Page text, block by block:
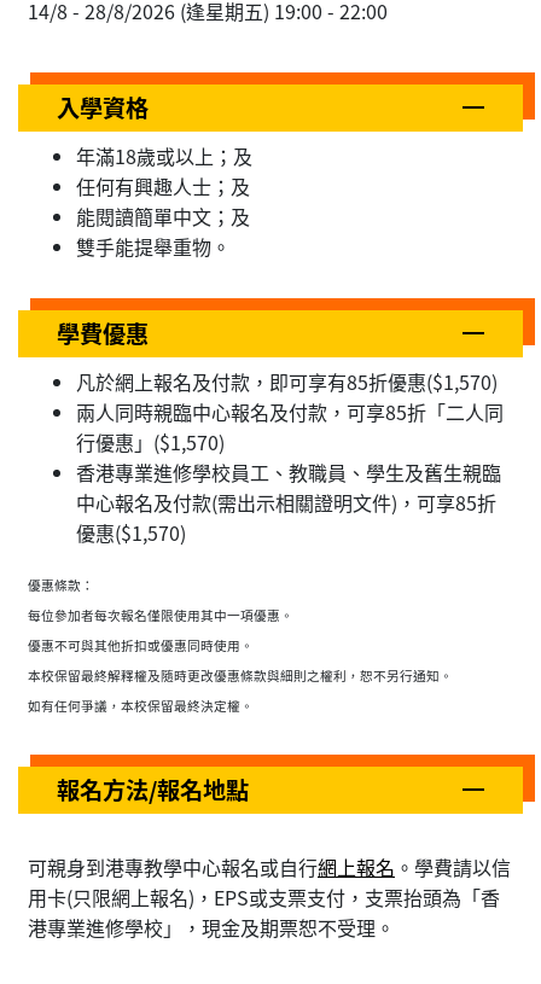
14/8 - 28/8/2026 (逢星期五) 19:00 - 22:00
入學資格
年滿18歲或以上；及
任何有興趣人士；及
能閱讀簡單中文；及
雙手能提舉重物。
學費優惠
凡於網上報名及付款，即可享有85折優惠($1,570)
兩人同時親臨中心報名及付款，可享85折「二人同
行優惠」($1,570)
香港專業進修學校員工、教職員、學生及舊生親臨
中心報名及付款(需出示相關證明文件)，可享85折
優惠($1,570)
優惠條款：
每位參加者每次報名僅限使用其中一項優惠。
優惠不可與其他折扣或優惠同時使用。
本校保留最終解釋權及隨時更改優惠條款與細則之權利，恕不另行通知。
如有任何爭議，本校保留最終決定權。
報名方法/報名地點
可親身到港專教學中心報名或自行網上報名 。學費請以信
用卡(只限網上報名)，EPS或支票支付，支票抬頭為「香
港專業進修學校」，現金及期票恕不受理。